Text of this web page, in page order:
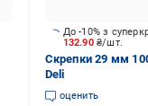
132.90₴/шт.
До -10% з
Скрепки 29 мм
Deli
оценить